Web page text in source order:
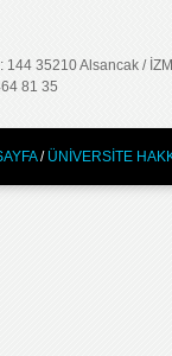
144 35210 Alsancak /
81 35
/ ÜNİVERSİTE